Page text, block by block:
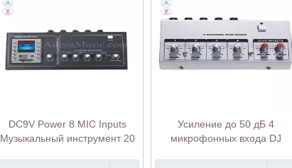
DC9V Power 8 MIC Inputs
Музыкальный инструмент 20
Усиление до 50 дБ 4
микрофонных входа DJ